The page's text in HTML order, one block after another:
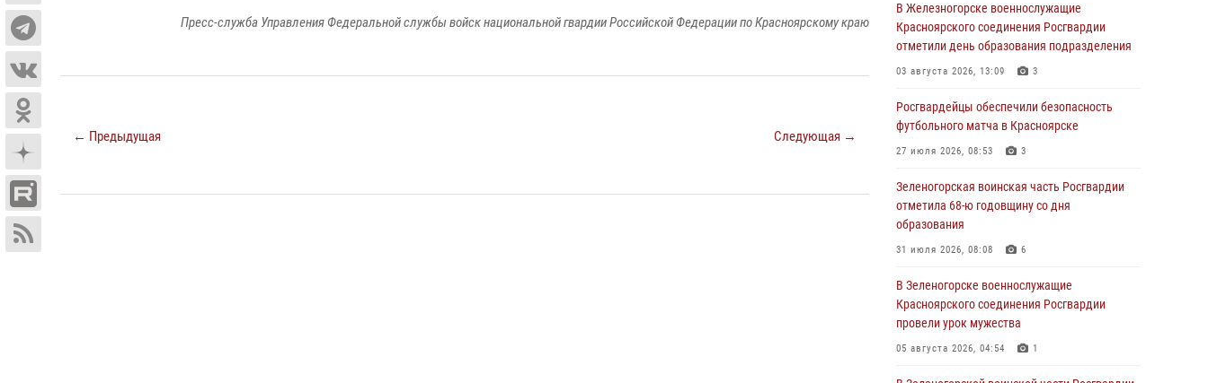
Пресс-служба Управления Федеральной службы войск национальной гвардии Российской Федерации по Красноярскому краю
← Предыдущая Следующая →
В Зеленогорске военнослужащие
Красноярского соединения Росгвардии
В Красноярске взрывотехники
спецподразделения Росгвардии уничтожили
05 августа 2026, 04:52 1
В Красноярске сотрудники
вневедомственной охраны Росгвардии
гипермаркета
04 августа 2026, 09:57
Сотрудники Росгвардии обеспечили
проведения экстремального заплыва в
В Железногорске военнослужащие
Красноярского соединения Росгвардии
отметили день образования подразделения
03 августа 2026, 13:09 3
Росгвардейцы обеспечили безопасность
футбольного матча в Красноярске
27 июля 2026, 08:53 3
Зеленогорская воинская часть Росгвардии
отметила 68-ю годовщину со дня
образования
31 июля 2026, 08:08 6
В Зеленогорске военнослужащие
Красноярского соединения Росгвардии
провели урок мужества
05 августа 2026, 04:54 1